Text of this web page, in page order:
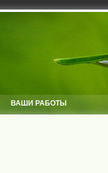
ВАШИ РАБОТЫ